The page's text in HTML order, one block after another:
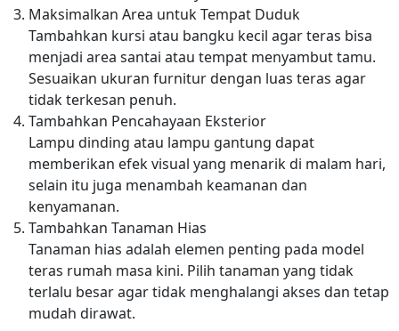
Maksimalkan Area untuk Tempat Duduk
Tambahkan kursi atau bangku kecil agar teras bisa
menjadi area santai atau tempat menyambut tamu.
Sesuaikan ukuran furnitur dengan luas teras agar
tidak terkesan penuh.
Tambahkan Pencahayaan Eksterior
Lampu dinding atau lampu gantung dapat
memberikan efek visual yang menarik di malam hari,
selain itu juga menambah keamanan dan
kenyamanan.
Tambahkan Tanaman Hias
Tanaman hias adalah elemen penting pada model
teras rumah masa kini. Pilih tanaman yang tidak
terlalu besar agar tidak menghalangi akses dan tetap
mudah dirawat.